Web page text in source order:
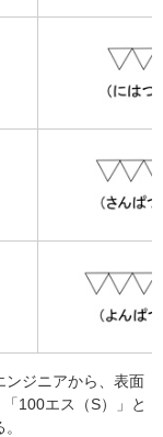
ンジニアから、表面
100エス（S）」と